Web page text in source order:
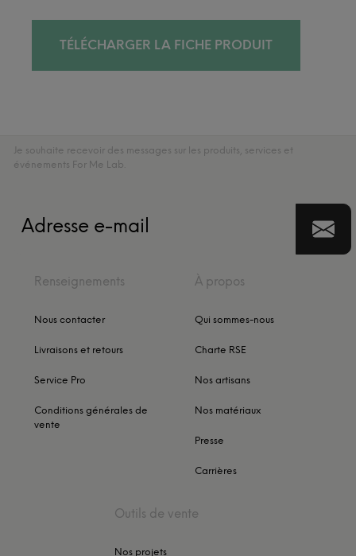
TÉLÉCHARGER LA FICHE PRODUIT
Je souhaite recevoir des messages sur les produits, services et
événements For Me Lab.
Renseignements
Nous contacter
Livraisons et retours
Service Pro
Conditions générales de
vente
À propos
Qui sommes-nous
Charte RSE
Nos artisans
Nos matériaux
Presse
Carrières
Outils de vente
Nos projets